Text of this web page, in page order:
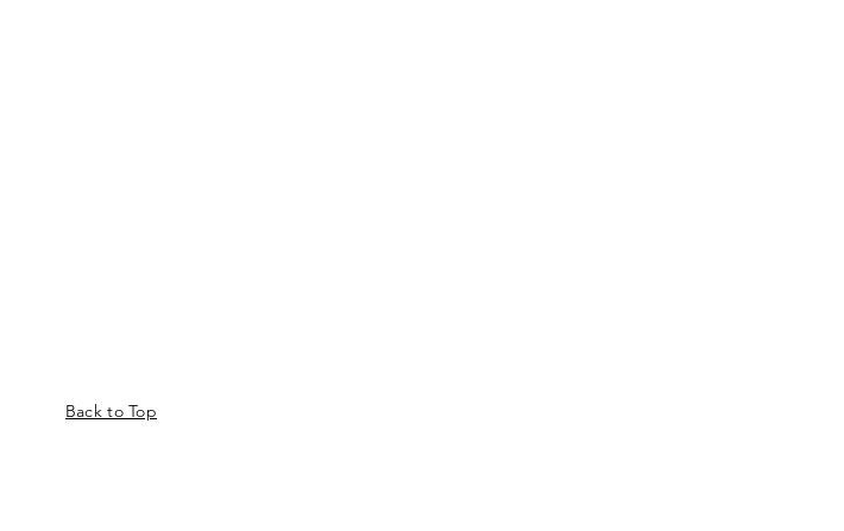
Back to Top